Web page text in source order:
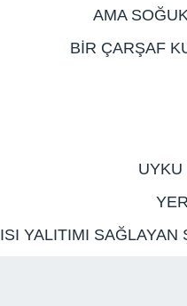
AMA
BİR ÇARŞAF
UYKU
ISI YALITIMI